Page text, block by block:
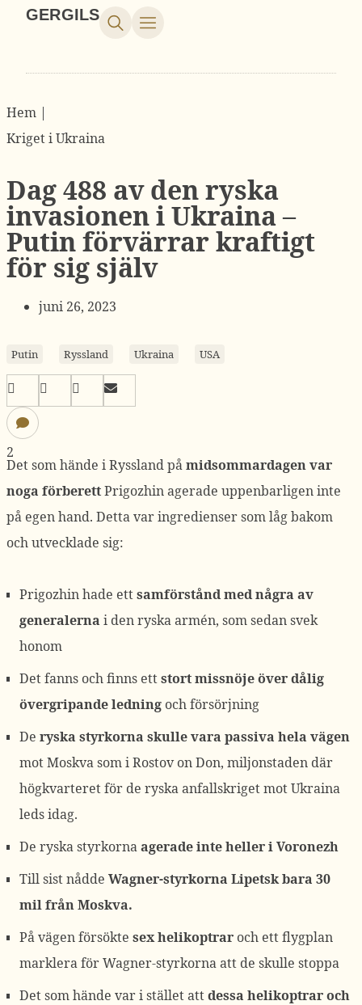
GERGILS
Hem |
Kriget i Ukraina
Dag 488 av den ryska
invasionen i Ukraina –
Putin förvärrar kraftigt
för sig själv
juni 26, 2023
Putin Ryssland Ukraina USA
2
Det som hände i Ryssland påmidsommardagen var
noga förberettPrigozhin agerade uppenbarligen inte
på egen hand. Detta var ingredienser som låg bakom
och utvecklade sig:
Prigozhin hade ettsamförstånd med några av
generalerna i den ryska armén, som sedan svek
honom
Det fanns och finns ettstort missnöje över dålig
övergripande ledning och försörjning
De ryska styrkorna skulle vara passiva hela vägen
mot Moskva som i Rostov on Don, miljonstaden där
högkvarteret för de ryska anfallskriget mot Ukraina
leds idag.
De ryska styrkornaagerade inte heller i Voronezh
Till sist nådde Wagner-styrkorna Lipetsk bara 30
mil från Moskva.
På vägen försökte sex helikoptrar och ett flygplan
marklera för Wagner-styrkorna att de skulle stoppa
Det som hände var i stället attdessa helikoptrar och